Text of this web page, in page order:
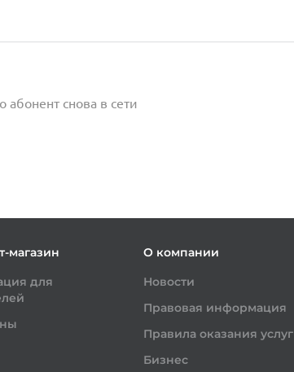
снова в сети
магазин
для
О компании
Новости
Правовая информация
Правила оказания услуг
Бизнес